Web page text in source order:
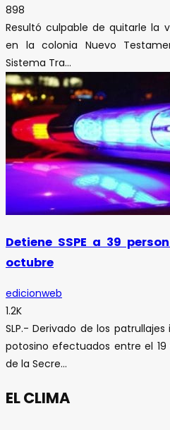
898
Resultó culpable de quitarle la
en la colonia Nuevo
Sistema Tra...
Detiene SSPE a 39
octubre
edicionweb
1.2K
SLP.- Derivado de los
potosino efectuados entre el
de la Secre...
EL CLIMA